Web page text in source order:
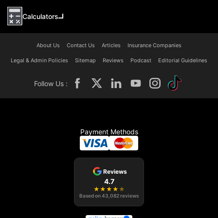
Calculators
About Us Contact Us Articles Insurance Companies
Legal & Admin Policies Sitemap Reviews Podcast Editorial Guidelines
Follow Us :
Payment Methods
Reviews
4.7
★ ★ ★ ★ ★
Based on43,082reviews